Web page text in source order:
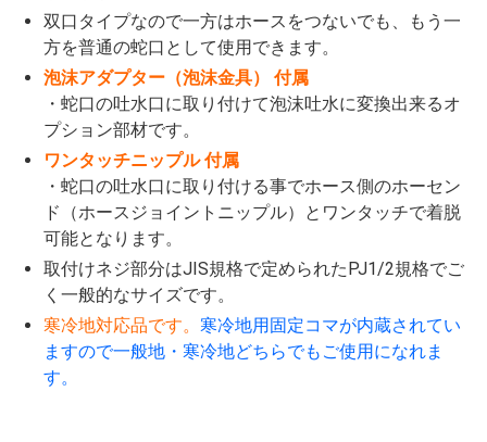
双口タイプなので一方はホースをつないでも、もう一
方を普通の蛇口として使用できます。
泡沫アダプター（泡沫金具） 付属
・蛇口の吐水口に取り付けて泡沫吐水に変換出来るオ
プション部材です。
ワンタッチニップル 付属
・蛇口の吐水口に取り付ける事でホース側のホーセン
ド（ホースジョイントニップル）とワンタッチで着脱
可能となります。
取付けネジ部分はJIS規格で定められたPJ1/2規格でご
く一般的なサイズです。
寒冷地対応品です。 寒冷地用固定コマが内蔵されてい
ますので一般地・寒冷地どちらでもご使用になれま
す。